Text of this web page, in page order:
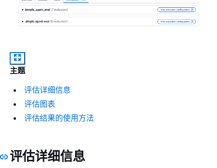
主题
评估详细信息
评估图表
评估结果的使用方法
评估详细信息